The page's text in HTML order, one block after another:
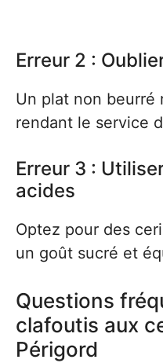
Erreur 2 :
Un plat non beurré
rendant le service
Erreur 3 :
acides
Optez pour des
un goût sucré et
Questions
clafoutis aux
Périgord